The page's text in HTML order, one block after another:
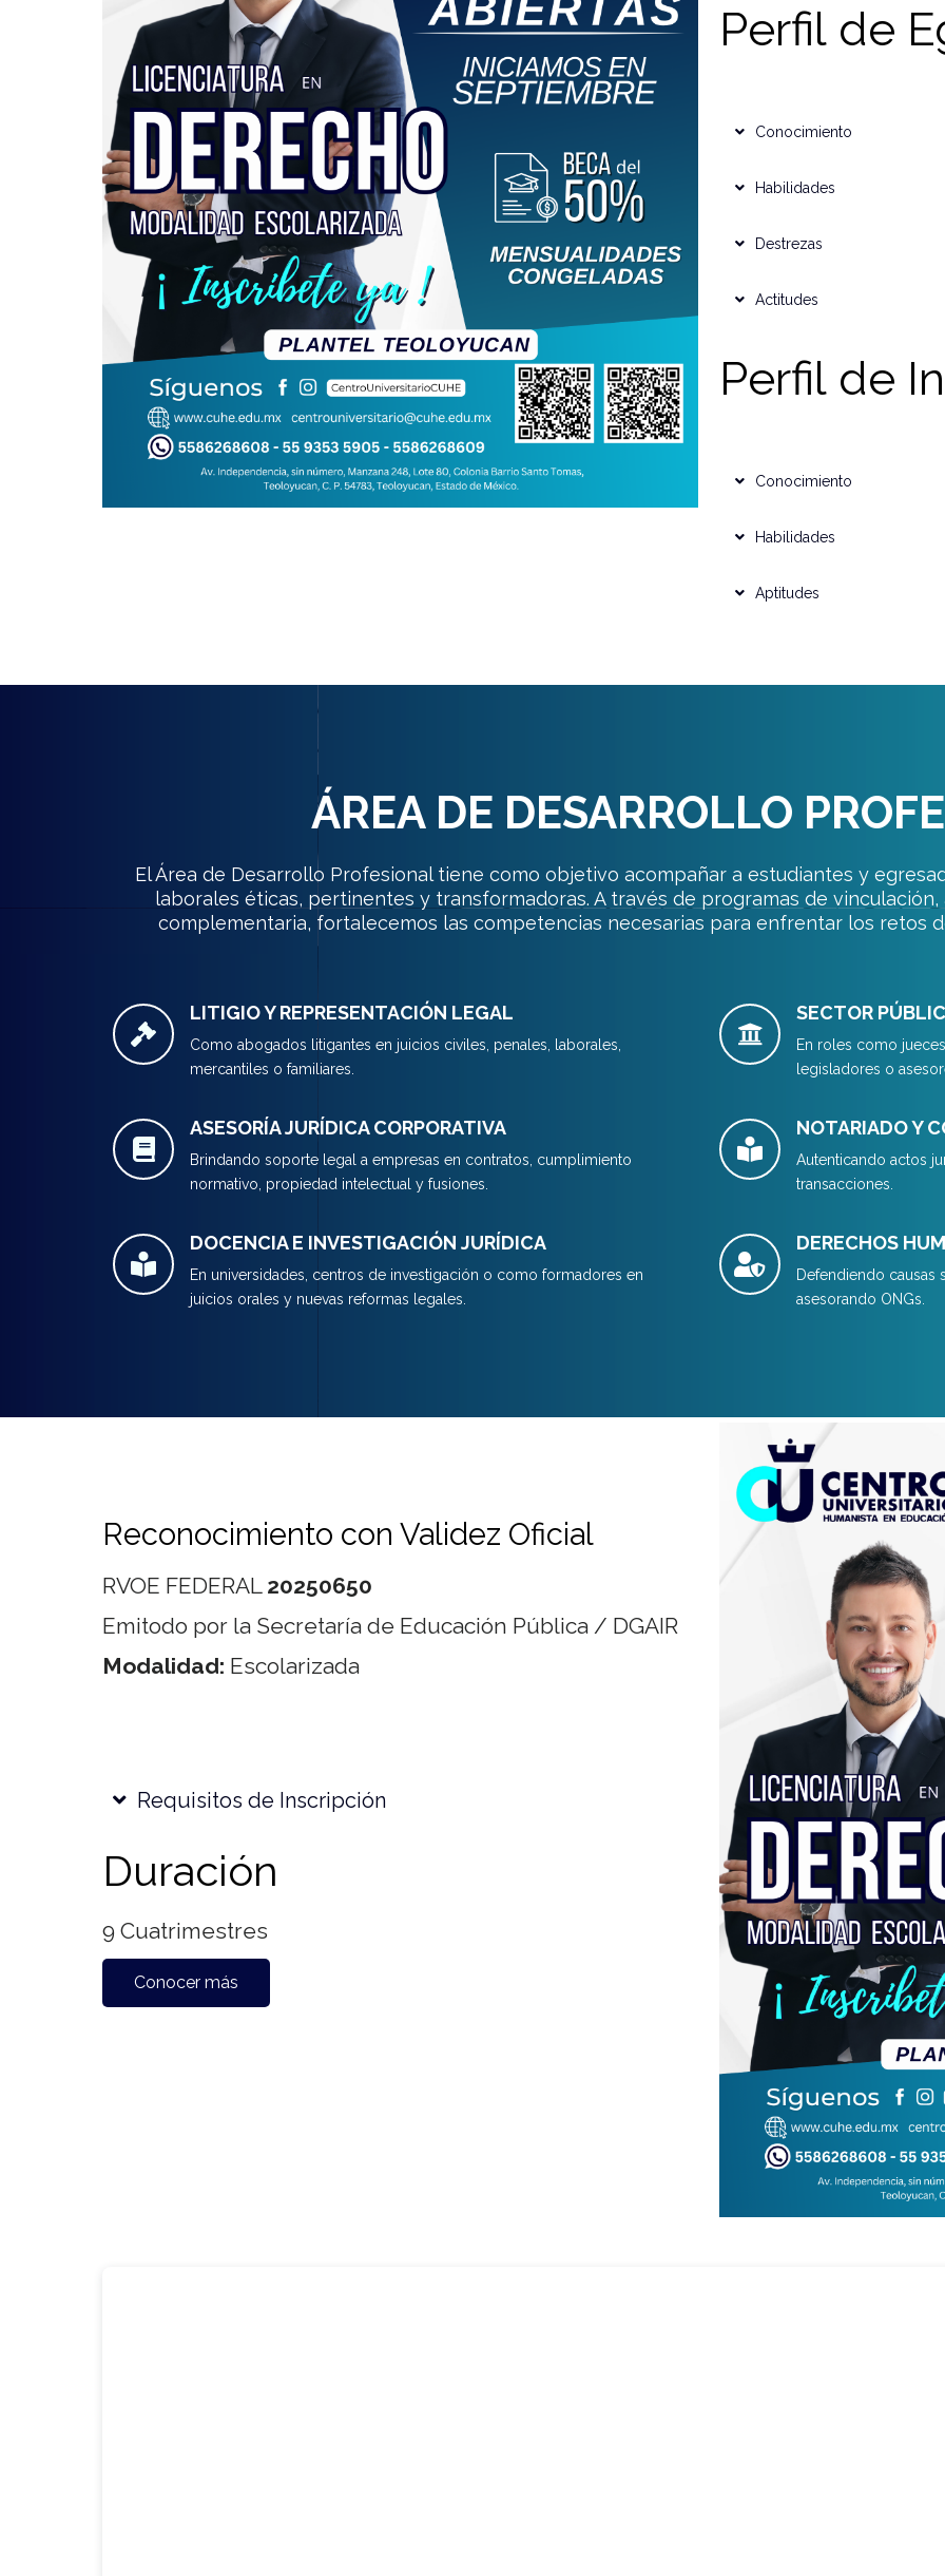
Perfil de
Conocimiento
Habilidades
Destrezas
Actitudes
Perfil de
Conocimiento
Habilidades
Aptitudes
ÁREA DE DESARROLLO
El Área de Desarrollo Profesional tiene como objetivo acompañar a estudiantes y
laborales éticas, pertinentes y transformadoras. A través de programas de
complementaria, fortalecemos las competencias necesarias para enfrentar los retos
LITIGIO Y REPRESENTACIÓN LEGAL
Como abogados litigantes en juicios civiles, penales, laborales,
mercantiles o familiares.
ASESORÍA JURÍDICA CORPORATIVA
Brindando soporte legal a empresas en contratos, cumplimiento
normativo, propiedad intelectual y fusiones.
DOCENCIA E INVESTIGACIÓN JURÍDICA
En universidades, centros de investigación o como formadores en
juicios orales y nuevas reformas legales.
SECTOR
En roles como
legisladores o
NOTARIADO Y
Autenticando actos
transacciones.
DERECHOS
Defendiendo causas
asesorando ONGs.
Reconocimiento con Validez Oficial
RVOE FEDERAL 20250650
Emitodo por la Secretaría de Educación Pública / DGAIR
Modalidad: Escolarizada
Requisitos de Inscripción
Duración
9 Cuatrimestres
Conocer más